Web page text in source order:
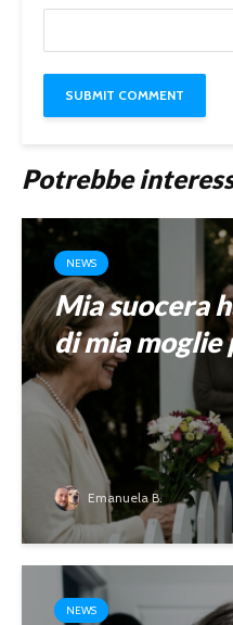
Potrebbe
NEWS
Mia suocera
di mia moglie
Emanuela B.
NEWS